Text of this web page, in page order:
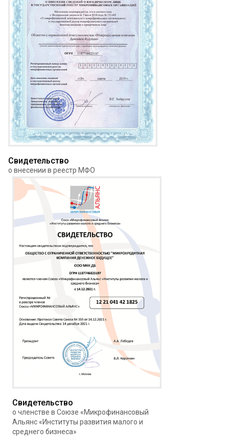
Свидетельство
о внесении в реестр МФО
Свидетельство
о членстве в Союзе «Микрофинансовый
Альянс «Институты развития малого и
среднего бизнеса»